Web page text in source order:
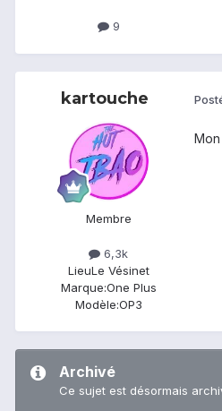
9
kartouche
Membre
6,3k
LieuLe Vésinet
Marque:One Plus
Modèle:OP3
Archivé
Ce sujet est désormais